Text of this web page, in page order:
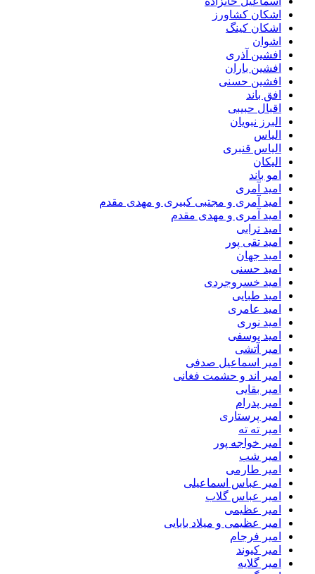
اشکان کشاورز
اشکان کینگ
اشوان
افشین آذری
افشین باران
افشین حسنی
افق باند
اقبال حبیبی
البرز نبویان
الیاس
الیاس قنبرى
الیکان
امو باند
امید آمری
امید آمری و مجتبی کبیری و مهدى مقدم
امید آمری و مهدی مقدم
امید ترابی
امید تقی پور
امید جهان
امید حسنی
امید خسروجردی
امید طبایی
امید عامری
امید نوری
امید یوسفی
امیر آتشی
امیر اسماعیل صدفی
امیر اند و حشمت فغانی
امیر بقایی
امیر پدرام
امیر پرستاری
امیر ته ته
امیر خواجه پور
امیر شب
امیر طارمی
امیر عباس اسماعیلی
امیر عباس گلاب
امیر عظیمی
امیر عظیمی و میلاد بابایی
امیر فرجام
امیر کیوند
امیر گلایه